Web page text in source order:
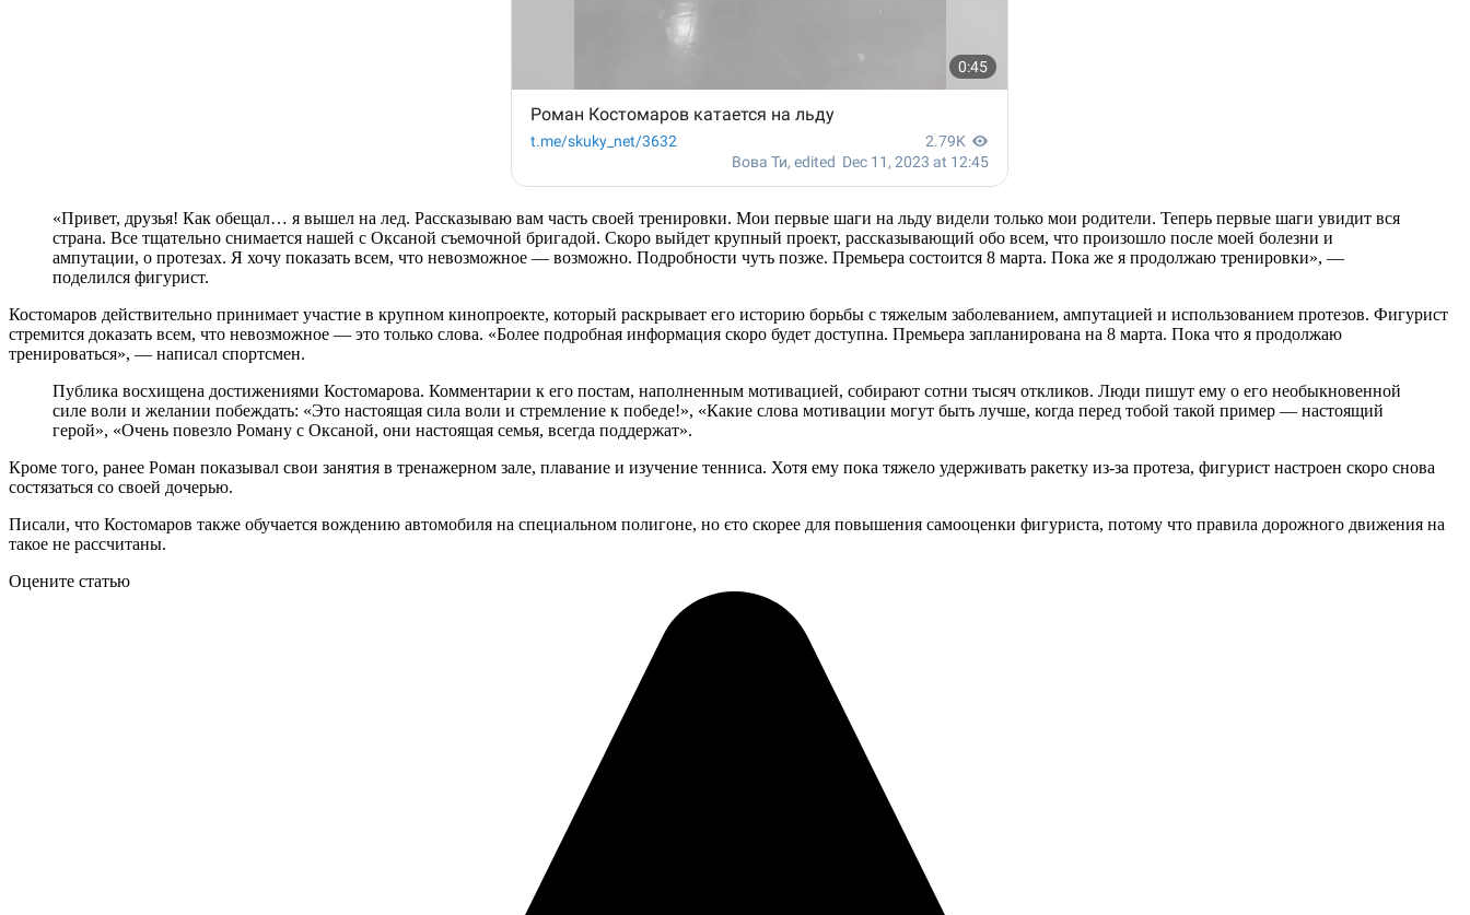
«Привет, друзья! Как обещал… я вышел на лед. Рассказываю вам часть своей тренировки. Мои первые шаги на льду видели только мои родители. Теперь первые шаги увидит вся
страна. Все тщательно снимается нашей с Оксаной съемочной бригадой. Скоро выйдет крупный проект, рассказывающий обо всем, что произошло после моей болезни и
ампутации, о протезах. Я хочу показать всем, что невозможное — возможно. Подробности чуть позже. Премьера состоится 8 марта. Пока же я продолжаю тренировки», —
поделился фигурист.
Костомаров действительно принимает участие в крупном кинопроекте, который раскрывает его историю борьбы с тяжелым заболеванием, ампутацией и использованием протезов. Фигурист
стремится доказать всем, что невозможное — это только слова. «Более подробная информация скоро будет доступна. Премьера запланирована на 8 марта. Пока что я продолжаю
тренироваться», — написал спортсмен.
Публика восхищена достижениями Костомарова. Комментарии к его постам, наполненным мотивацией, собирают сотни тысяч откликов. Люди пишут ему о его необыкновенной
силе воли и желании побеждать: «Это настоящая сила воли и стремление к победе!», «Какие слова мотивации могут быть лучше, когда перед тобой такой пример — настоящий
герой», «Очень повезло Роману с Оксаной, они настоящая семья, всегда поддержат».
Кроме того, ранее Роман показывал свои занятия в тренажерном зале, плавание и изучение тенниса. Хотя ему пока тяжело удерживать ракетку из-за протеза, фигурист настроен скоро снова
состязаться со своей дочерью.
Писали, что Костомаров также обучается вождению автомобиля на специальном полигоне, но єто скорее для повышения самооценки фигуриста, потому что правила дорожного движения на
такое не рассчитаны.
Оцените статью